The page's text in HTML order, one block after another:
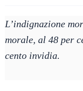
L’indignazione
morale, al 48 per
cento invidia.